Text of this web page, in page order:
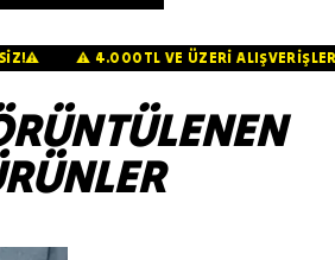
⚠️ 4.000TL VE ÜZERİ